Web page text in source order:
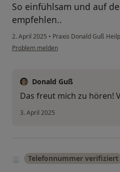
So einfühlsam und auf
empfehlen..
2. April 2025 • Praxis Donald Guß
Problem melden
Donald Guß
Das freut mich zu hören!
3. April 2025
Telefonnummer verifiziert